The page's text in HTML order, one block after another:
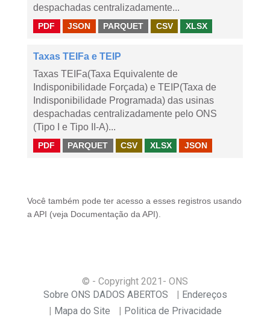
despachadas centralizadamente...
PDF JSON PARQUET CSV XLSX
Taxas TEIFa e TEIP
Taxas TEIFa(Taxa Equivalente de
Indisponibilidade Forçada) e TEIP(Taxa de
Indisponibilidade Programada) das usinas
despachadas centralizadamente pelo ONS
(Tipo I e Tipo II-A)...
PDF PARQUET CSV XLSX JSON
Você também pode ter acesso a esses registros usando
a API (veja Documentação da API ).
© - Copyright 2021 - ONS
Sobre ONS DADOS ABERTOS
Endereços
Mapa do Site
Politica de Privacidade